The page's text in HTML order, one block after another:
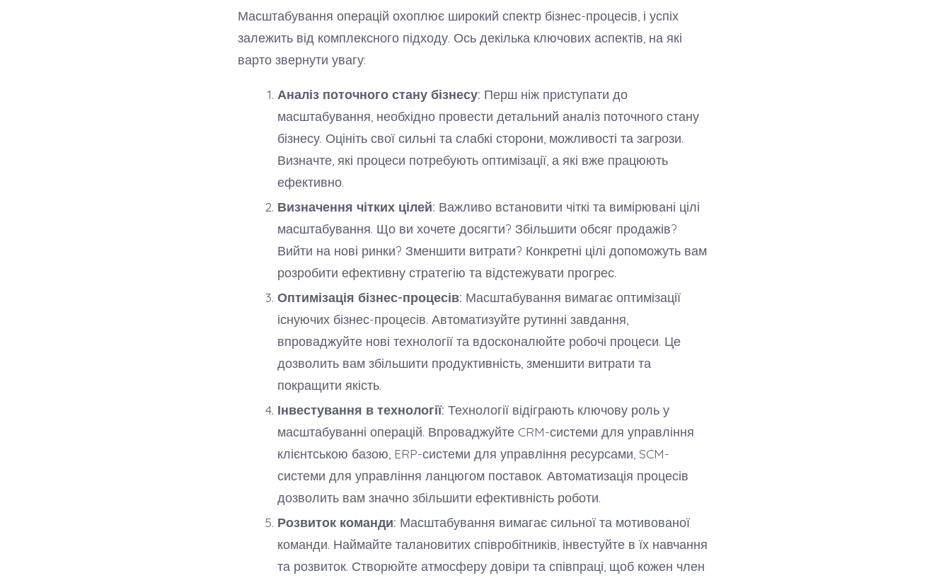
Масштабування операцій охоплює широкий спектр бізнес-процесів, і успіх
залежить від комплексного підходу. Ось декілька ключових аспектів, на які
варто звернути увагу:
Аналіз поточного стану бізнесу: Перш ніж приступати до
масштабування, необхідно провести детальний аналіз поточного стану
бізнесу. Оцініть свої сильні та слабкі сторони, можливості та загрози.
Визначте, які процеси потребують оптимізації, а які вже працюють
ефективно.
Визначення чітких цілей: Важливо встановити чіткі та вимірювані цілі
масштабування. Що ви хочете досягти? Збільшити обсяг продажів?
Вийти на нові ринки? Зменшити витрати? Конкретні цілі допоможуть вам
розробити ефективну стратегію та відстежувати прогрес.
Оптимізація бізнес-процесів: Масштабування вимагає оптимізації
існуючих бізнес-процесів. Автоматизуйте рутинні завдання,
впроваджуйте нові технології та вдосконалюйте робочі процеси. Це
дозволить вам збільшити продуктивність, зменшити витрати та
покращити якість.
Інвестування в технології: Технології відіграють ключову роль у
масштабуванні операцій. Впроваджуйте CRM-системи для управління
клієнтською базою, ERP-системи для управління ресурсами, SCM-
системи для управління ланцюгом поставок. Автоматизація процесів
дозволить вам значно збільшити ефективність роботи.
Розвиток команди: Масштабування вимагає сильної та мотивованої
команди. Наймайте талановитих співробітників, інвестуйте в їх навчання
та розвиток. Створюйте атмосферу довіри та співпраці, щоб кожен член